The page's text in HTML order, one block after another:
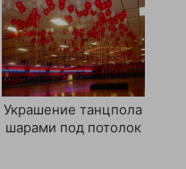
Украшение танцпола
шарами под потолок